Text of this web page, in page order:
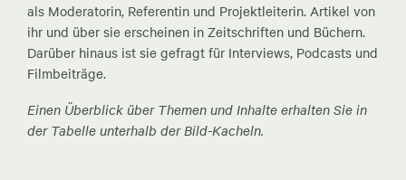
als Moderatorin, Referentin und Projektleiterin. Artikel von
ihr und über sie erscheinen in Zeitschriften und Büchern.
Darüber hinaus ist sie gefragt für Interviews, Podcasts und
Filmbeiträge.
Einen Überblick über Themen und Inhalte erhalten Sie in
der Tabelle unterhalb der Bild-Kacheln.